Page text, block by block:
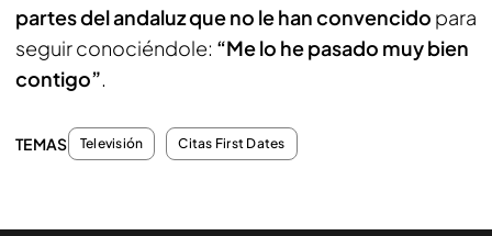
partes del andaluz que no le han convencido para
seguir conociéndole: “Me lo he pasado muy bien
contigo”.
TEMAS Televisión Citas First Dates